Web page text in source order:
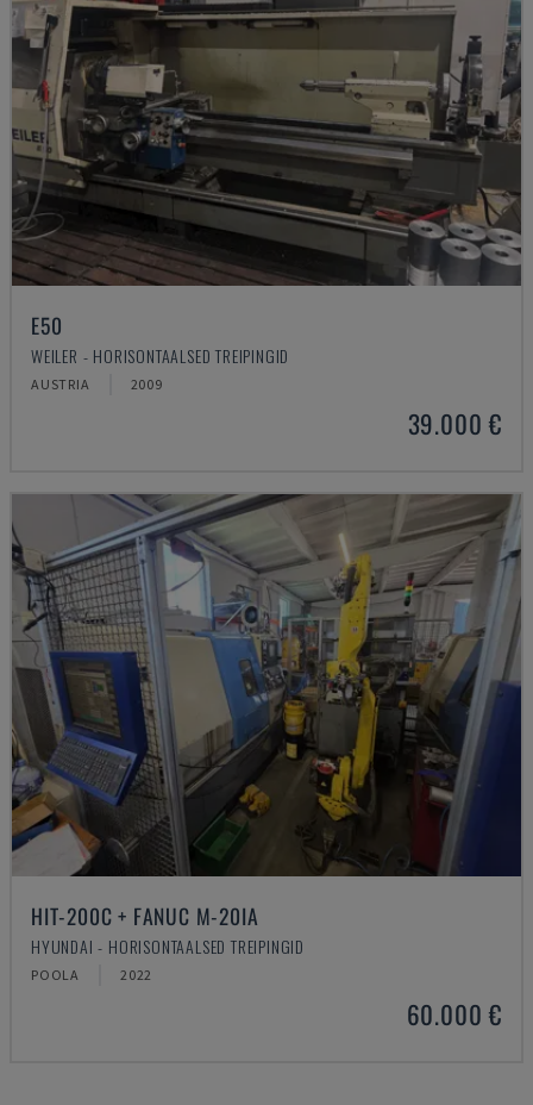
E50
WEILER - HORISONTAALSED TREIPINGID
AUSTRIA 2009
39.000 €
HIT-200C + FANUC M-20IA
HYUNDAI - HORISONTAALSED TREIPINGID
POOLA 2022
60.000 €